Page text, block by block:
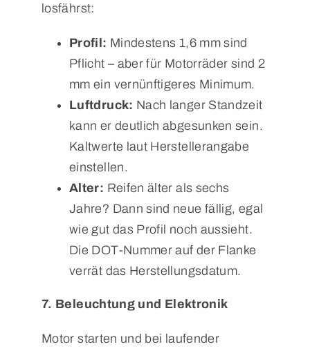
losfährst:
Profil: Mindestens 1,6 mm sind
Pflicht – aber für Motorräder sind 2
mm ein vernünftigeres Minimum.
Luftdruck: Nach langer Standzeit
kann er deutlich abgesunken sein.
Kaltwerte laut Herstellerangabe
einstellen.
Alter: Reifen älter als sechs
Jahre? Dann sind neue fällig, egal
wie gut das Profil noch aussieht.
Die DOT-Nummer auf der Flanke
verrät das Herstellungsdatum.
7. Beleuchtung und Elektronik
Motor starten und bei laufender